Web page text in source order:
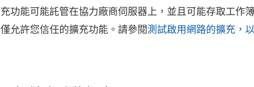
充功能可能託管在協力廠商伺服器上，並且可能存取工作
僅允許您信任的擴充功能。請參閱測試啟用網路的擴充，